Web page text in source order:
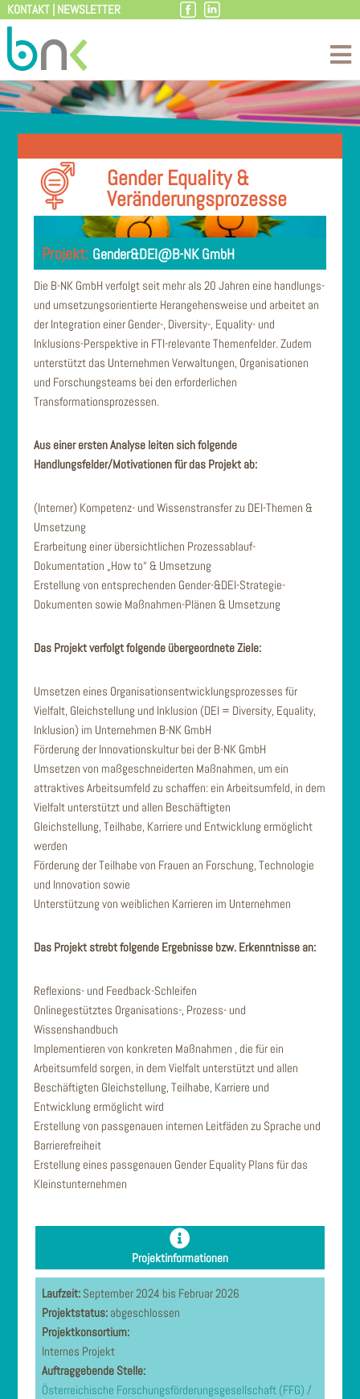
Zum
Inhalt
KONTAKT| NEWSLETTER
Gender Equality &
Veränderungsprozesse
Gender&DEI@B-NK GmbH
Die B-NK GmbH verfolgt seit mehr als 20 Jahren eine handlungs-
und umsetzungsorientierte Herangehensweise und arbeitet an
der Integration einer Gender-, Diversity-, Equality- und
Inklusions-Perspektive in FTI-relevante Themenfelder. Zudem
unterstützt das Unternehmen Verwaltungen, Organisationen
und Forschungsteams bei den erforderlichen
Transformationsprozessen.
Aus einer ersten Analyse leiten sich folgende
Handlungsfelder/Motivationen für das Projekt ab:
(Interner) Kompetenz- und Wissenstransfer zu DEI-Themen &
Umsetzung
Erarbeitung einer übersichtlichen Prozessablauf-
Dokumentation „How to“ & Umsetzung
Erstellung von entsprechenden Gender-&DEI-Strategie-
Dokumenten sowie Maßnahmen-Plänen & Umsetzung
Das Projekt verfolgt folgende übergeordnete Ziele:
Umsetzen eines Organisationsentwicklungsprozesses für
Vielfalt, Gleichstellung und Inklusion (DEI = Diversity, Equality,
Inklusion) im Unternehmen B-NK GmbH
Förderung der Innovationskultur bei der B-NK GmbH
Umsetzen von maßgeschneiderten Maßnahmen, um ein
attraktives Arbeitsumfeld zu schaffen: ein Arbeitsumfeld, in dem
Vielfalt unterstützt und allen Beschäftigten
Gleichstellung, Teilhabe, Karriere und Entwicklung ermöglicht
werden
Förderung der Teilhabe von Frauen an Forschung, Technologie
und Innovation sowie
Unterstützung von weiblichen Karrieren im Unternehmen
Das Projekt strebt folgende Ergebnisse bzw. Erkenntnisse an:
Reflexions- und Feedback-Schleifen
Onlinegestütztes Organisations-, Prozess- und
Wissenshandbuch
Implementieren von konkreten Maßnahmen , die für ein
Arbeitsumfeld sorgen, in dem Vielfalt unterstützt und allen
Beschäftigten Gleichstellung, Teilhabe, Karriere und
Entwicklung ermöglicht wird
Erstellung von passgenauen internen Leitfäden zu Sprache und
Barrierefreiheit
Erstellung eines passgenauen Gender Equality Plans für das
Kleinstunternehmen
Projektinformationen
Laufzeit: September 2024 bis Februar 2026
Projektstatus: abgeschlossen
Projektkonsortium:
Internes Projekt
Auftraggebende Stelle:
Österreichische Forschungsförderungsgesellschaft (FFG) /